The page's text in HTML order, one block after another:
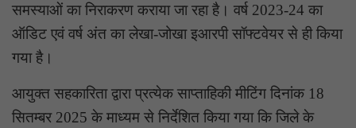
समस्याओं का निराकरण कराया जा रहा है। वर्ष 2023-24 का
ऑडिट एवं वर्ष अंत का लेखा-जोखा इआरपी सॉफ्टवेयर से ही किया
गया है।
आयुक्त सहकारिता द्वारा प्रत्येक साप्ताहिकी मीटिंग दिनांक 18
सितम्बर 2025 के माध्यम से निर्देशित किया गया कि जिले के